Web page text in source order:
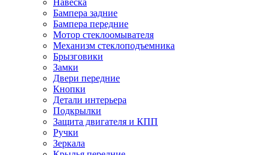
Навеска
Бампера задние
Бампера передние
Мотор стеклоомывателя
Механизм стеклоподъемника
Брызговики
Замки
Двери передние
Кнопки
Детали интерьера
Подкрылки
Защита двигателя и КПП
Ручки
Зеркала